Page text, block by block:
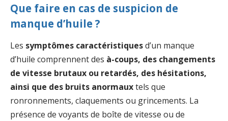
Que faire en cas de suspicion de
manque d’huile ?
Les symptômes caractéristiquesd’un manque
d’huile comprennent des à-coups, des changements
de vitesse brutaux ou retardés, des hésitations,
ainsi que des bruits anormauxtels que
ronronnements, claquements ou grincements. La
présence de voyants de boîte de vitesse ou de